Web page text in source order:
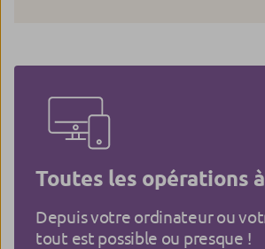
Toutes les opérations
Depuis votre ordinateur ou
tout est possible ou presque !